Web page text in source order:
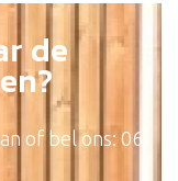
de
of bel ons: 06